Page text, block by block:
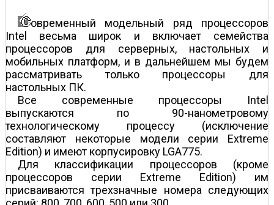
овременный модельный ряд процессоров
Intel весьма широк и включает семейства
процессоров для серверных, настольных и
мобильных платформ, и в дальнейшем мы будем
рассматривать только процессоры для
настольных ПК.
Все современные процессоры Intel
выпускаются по 90-нанометровому
технологическому процессу (исключение
составляют некоторые модели серии Extreme
Edition) и имеют корпусировку LGA775.
Для классификации процессоров (кроме
процессоров серии Extreme Edition) им
присваиваются трехзначные номера следующих